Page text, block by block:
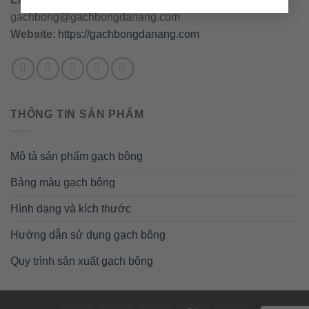
gachbong@gachbongdanang.com
Website: https://gachbongdanang.com
THÔNG TIN SẢN PHẨM
Mô tả sản phẩm gạch bông
Bảng màu gạch bông
Hình dạng và kích thước
Hướng dẫn sử dụng gạch bông
Quy trình sản xuất gạch bông